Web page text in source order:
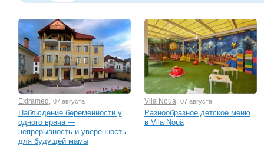
Extramed , 07 августа
Наблюдение беременности у
одного врача —
непрерывность и уверенность
для будущей мамы
Vila Noua, 07 августа
Разнообразное детское меню
в Vila Nouă